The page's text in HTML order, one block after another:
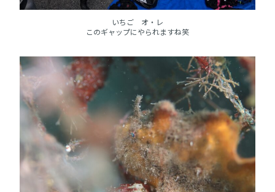
いちご オ・レ
このギャップにやられますね笑